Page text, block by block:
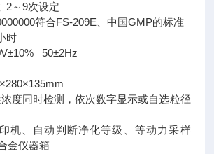
2～9次设定
符合FS-209E、中国GMP的标准
时
50±2Hz
度同时检测，依次数字显示或自选粒径
机、自动判断净化等级、等动力采样
金仪器箱